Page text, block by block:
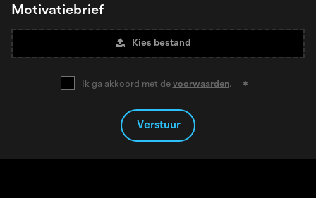
Motivatiebrief
Kies bestand
Ik ga akkoord met de voorwaarden.
Verstuur